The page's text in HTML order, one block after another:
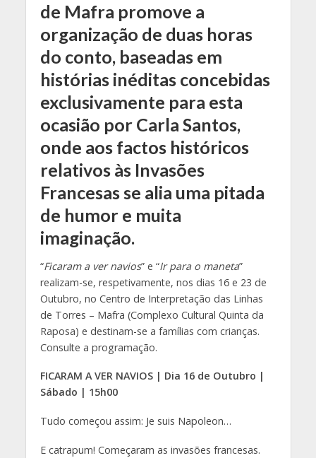
de Mafra promove a
organização de duas horas
do conto, baseadas em
histórias inéditas concebidas
exclusivamente para esta
ocasião por Carla Santos,
onde aos factos históricos
relativos às Invasões
Francesas se alia uma pitada
de humor e muita
imaginação.
“Ficaram a ver navios” e “Ir para o maneta”
realizam-se, respetivamente, nos dias 16 e 23 de
Outubro, no Centro de Interpretação das Linhas
de Torres – Mafra (Complexo Cultural Quinta da
Raposa) e destinam-se a famílias com crianças.
Consulte a programação.
FICARAM A VER NAVIOS | Dia 16 de Outubro |
Sábado | 15h00
Tudo começou assim: Je suis Napoleon…
E catrapum! Começaram as invasões francesas.